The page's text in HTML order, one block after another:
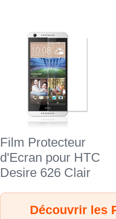
Film Protecteur
d'Ecran pour HTC
Desire 626 Clair
Découvrir les